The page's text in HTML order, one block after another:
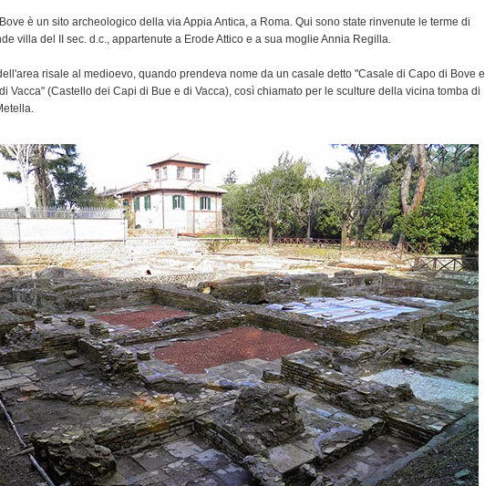
è un sito archeologico della via Appia Antica, a Roma. Qui sono state rinvenute le terme di
villa del II sec. d.c., appartenute a Erode Attico e a sua moglie Annia Regilla.
dell'area risale al medioevo, quando prendeva nome da un casale detto "Casale di Capo di Bove e
Vacca" (Castello dei Capi di Bue e di Vacca), così chiamato per le sculture della vicina tomba di